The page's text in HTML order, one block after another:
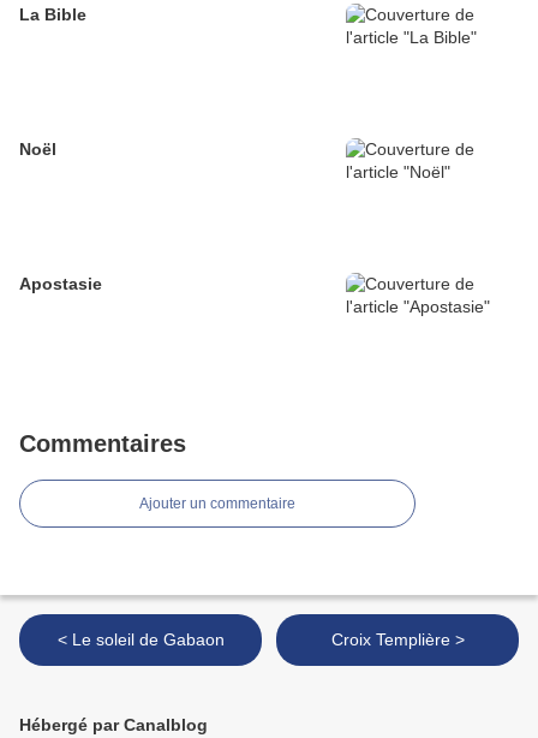
La Bible
Noël
Apostasie
Commentaires
Ajouter un commentaire
< Le soleil de Gabaon Croix Templière >
Hébergé par Canalblog